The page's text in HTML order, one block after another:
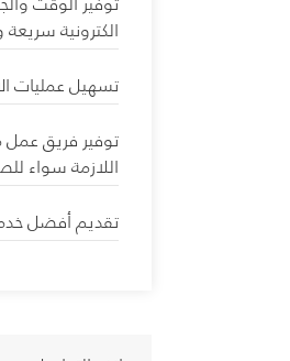
الكترونية
تسهيل عمليات
اللازمة سواء
تقديم أفضل